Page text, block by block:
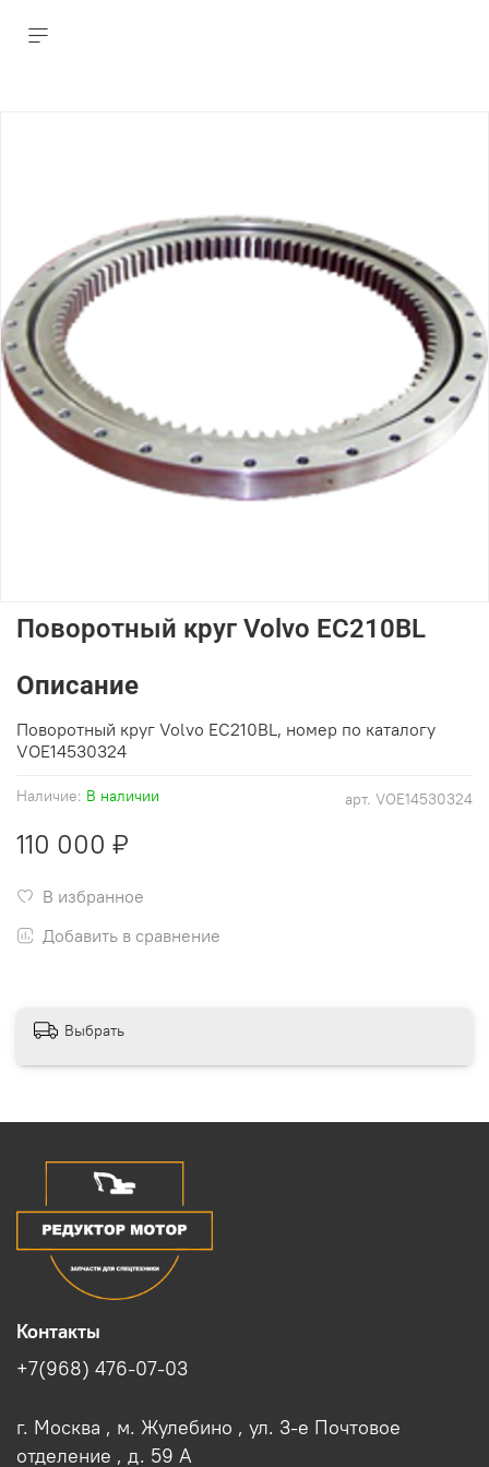
арт. VOE14530324
Наличие: В наличии
Поворотный круг Volvo EC210BL
110 000 ₽
В избранное
Добавить в сравнение
Описание
Поворотный круг Volvo EC210BL, номер по каталогу
VOE14530324
Выбрать
Контакты
+7(968) 476-07-03
г. Москва , м. Жулебино , ул. 3-е Почтовое
отделение , д. 59 A